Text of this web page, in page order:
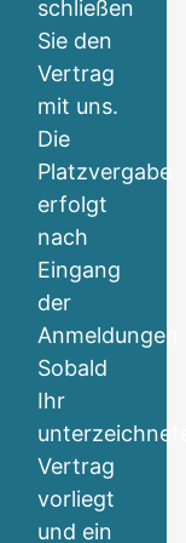
schließen
Sie den
Vertrag
mit uns.
Die
Platzvergabe
erfolgt
nach
Eingang
der
Anmeldungen.
Sobald
Ihr
Vertrag
vorliegt
und ein